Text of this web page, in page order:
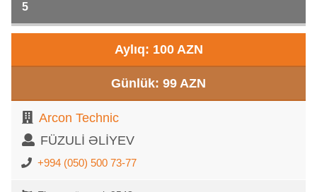
5
Aylıq: 100 AZN
Günlük: 99 AZN
Arcon Technic
FÜZULİ ƏLİYEV
+994 (050) 500 73-77